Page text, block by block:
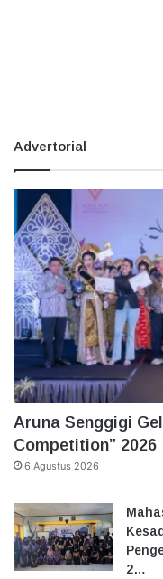
Advertorial
Aruna Senggigi
Competition” 2026
6 Agustus 2026
2…